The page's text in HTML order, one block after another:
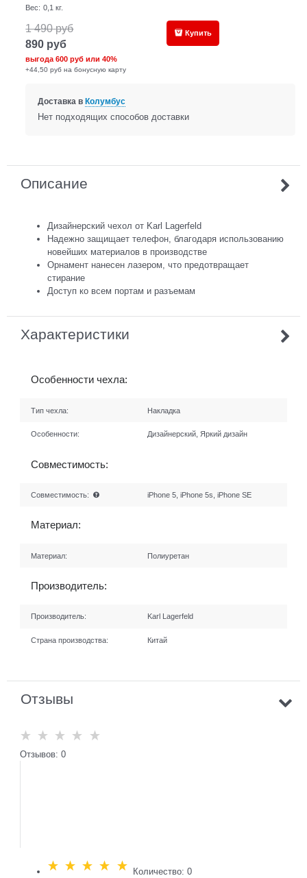
Вес: 0,1 кг.
1 490 руб
890 руб
выгода600 руб или40%
+44,50 руб на бонусную карту
Купить
Доставка в Колумбус
Нет подходящих способов доставки
Описание
Дизайнерский чехол от Karl Lagerfeld
Надежно защищает телефон, благодаря использованию
новейших материалов в производстве
Орнамент нанесен лазером, что предотвращает
стирание
Доступ ко всем портам и разъемам
Характеристики
Особенности чехла:
Тип чехла: Накладка
Особенности: Дизайнерский, Яркий дизайн
Совместимость:
Совместимость: iPhone 5, iPhone 5s, iPhone SE
Материал:
Материал: Полиуретан
Производитель:
Производитель: Karl Lagerfeld
Страна производства: Китай
Отзывы
Отзывов: 0
Количество: 0